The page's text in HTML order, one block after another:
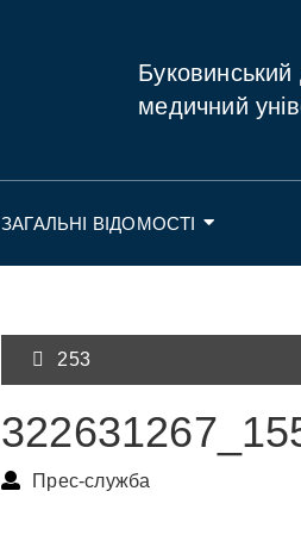
медичний
ЗАГАЛЬНІ ВІДОМОСТІ
253
Прес-служба